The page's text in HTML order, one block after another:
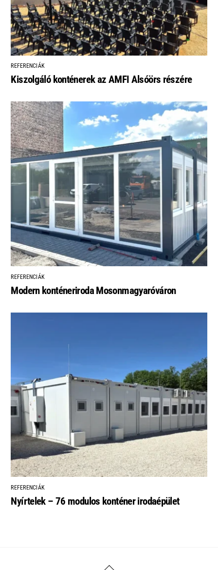
REFERENCIÁK
Kiszolgáló konténerek az AMFI Alsóörs részére
REFERENCIÁK
Modern konténeriroda Mosonmagyaróváron
REFERENCIÁK
Nyírtelek – 76 modulos konténer irodaépület
Back